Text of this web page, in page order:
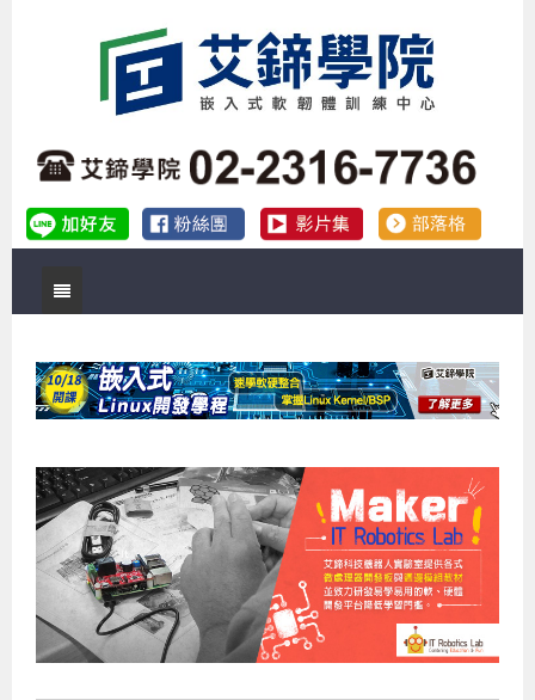
關於艾鍗
企業預約徵才
儲備講師計劃
公司簡介
師資介紹
開發板介紹
環境設備
課程說明會
課程說明會
政府補助職訓說明會
嵌入式Linux開發系列課程
[學程] 嵌入式Linux開發實務
Linux系統建置實務
MCU韌體設計系列課程
ARM MCU單晶片韌體開發
硬體/IC設計系列課程
數位課程
熱門課程
讓 AI 成為你的數位同事
AI雲端原生與MLOps自動化實務
數位課程總覽
嵌入式Linux開發系列
補助專班
待業青年職訓課程(29歲以下)
Kubernetes工程師養成班
企業服務
企業教育訓練
研討活動